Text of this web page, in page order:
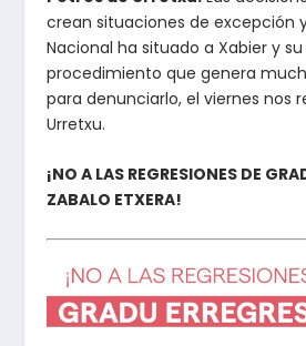
crean situaciones de excepción
Nacional ha situado a Xabier y
procedimiento que genera
para denunciarlo, el viernes nos
Urretxu.
¡NO A LAS REGRESIONES DE
ZABALO ETXERA!